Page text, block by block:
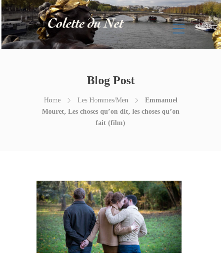
Blog Post
Home Les Hommes/Men
Emmanuel
Mouret, Les choses qu’on dit, les choses qu’on
fait (film)